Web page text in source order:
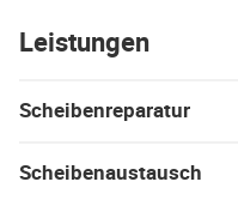
Leistungen
Scheibenreparatur
Scheibenaustausch